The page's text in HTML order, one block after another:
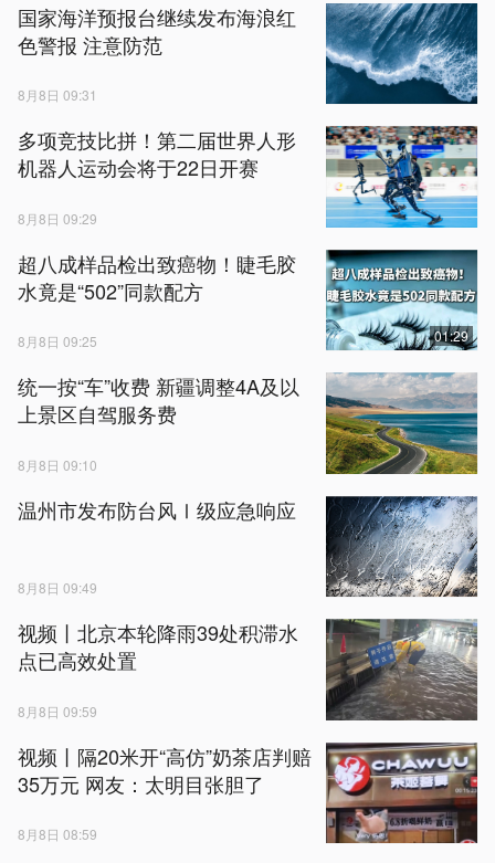
国家海洋预报台继续发布海浪红
色警报 注意防范
8月8日 09:31
多项竞技比拼！第二届世界人形
机器人运动会将于22日开赛
8月8日 09:29
超八成样品检出致癌物！睫毛胶
水竟是“502”同款配方
8月8日 09:25 01:29
统一按“车”收费 新疆调整4A及以
上景区自驾服务费
8月8日 09:10
温州市发布防台风Ⅰ级应急响应
8月8日 09:49
视频丨北京本轮降雨39处积滞水
点已高效处置
8月8日 09:59
视频丨隔20米开“高仿”奶茶店判赔
35万元 网友：太明目张胆了
8月8日 08:59